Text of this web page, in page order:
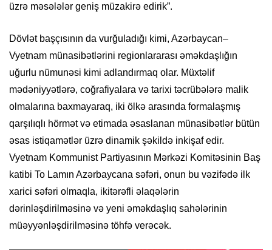
üzrə məsələlər geniş müzakirə edirik”.
Dövlət başçısının da vurğuladığı kimi, Azərbaycan–
Vyetnam münasibətlərini regionlararası əməkdaşlığın
uğurlu nümunəsi kimi adlandırmaq olar. Müxtəlif
mədəniyyətlərə, coğrafiyalara və tarixi təcrübələrə malik
olmalarına baxmayaraq, iki ölkə arasında formalaşmış
qarşılıqlı hörmət və etimada əsaslanan münasibətlər bütün
əsas istiqamətlər üzrə dinamik şəkildə inkişaf edir.
Vyetnam Kommunist Partiyasının Mərkəzi Komitəsinin Baş
katibi To Lamın Azərbaycana səfəri, onun bu vəzifədə ilk
xarici səfəri olmaqla, ikitərəfli əlaqələrin
dərinləşdirilməsinə və yeni əməkdaşlıq sahələrinin
müəyyənləşdirilməsinə töhfə verəcək.